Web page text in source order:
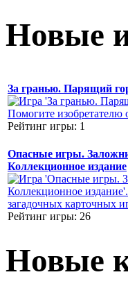
Новые
За гранью. Парящий
Рейтинг игры: 1
Опасные игры.
Коллекционное издание
Рейтинг игры: 26
Новые